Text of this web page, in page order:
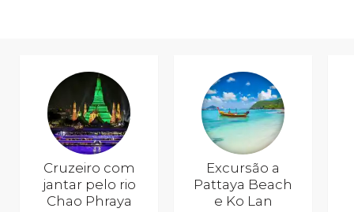
Cruzeiro com
jantar pelo rio
Chao Phraya
Excursão a
Pattaya Beach
e Ko Lan